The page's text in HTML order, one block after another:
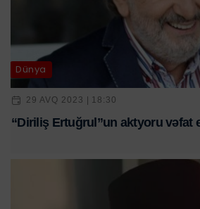
Dünya
29 AVQ 2023 | 18:30
“Diriliş Ertuğrul”un aktyoru vəfat